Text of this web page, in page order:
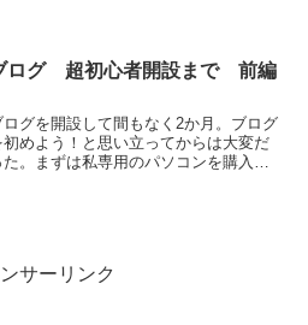
してきているけれど。いつも元...
ログ 超初心者開設まで 前編
ログを開設して間もなく2か月。ブログ
初めよう！と思い立ってからは大変だ
た。まずは私専用のパソコンを購入す
サーリンク